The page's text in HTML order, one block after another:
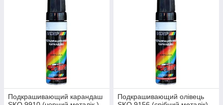
Подкрашивающий карандаш
Подкрашивающий олівець